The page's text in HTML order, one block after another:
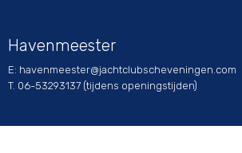
Havenmeester
E: retseemnevah@jachtclubscheveningen.com
T. 06-53293137 (tijdens openingstijden)